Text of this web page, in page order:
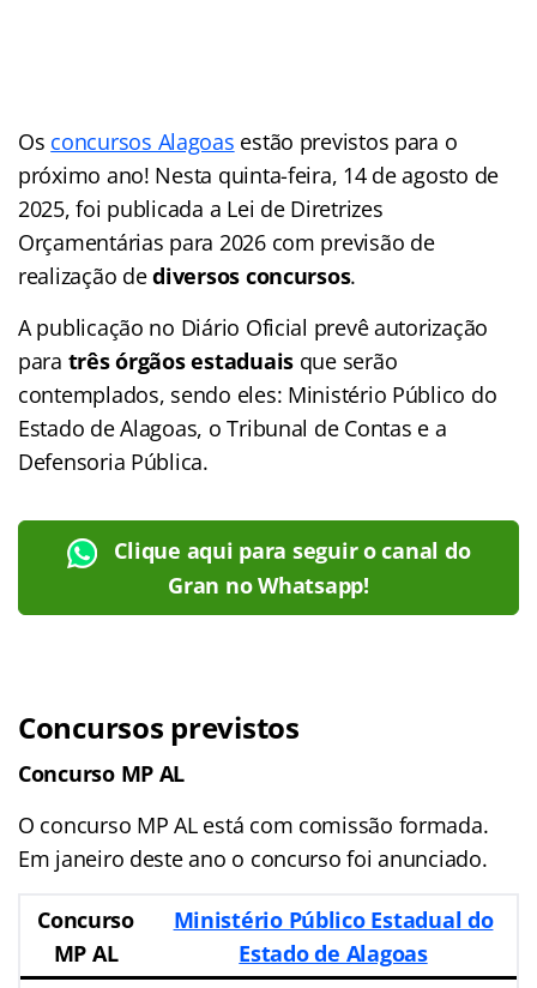
Os concursos Alagoas estão previstos para o
próximo ano! Nesta quinta-feira, 14 de agosto de
2025, foi publicada a Lei de Diretrizes
Orçamentárias para 2026 com previsão de
realização dediversos concursos.
A publicação no Diário Oficial prevê autorização
para três órgãos estaduais que serão
contemplados, sendo eles: Ministério Público do
Estado de Alagoas, o Tribunal de Contas e a
Defensoria Pública.
Clique aqui para seguir o canal do
Gran no Whatsapp!
Concursos previstos
Concurso MP AL
O concurso MP AL está com comissão formada.
Em janeiro deste ano o concurso foi anunciado.
Concurso
MP AL
Ministério Público Estadual do
Estado de Alagoas